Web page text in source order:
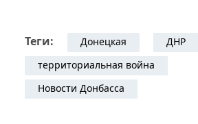
Теги: Донецкая ДНР
территориальная война
Новости Донбасса